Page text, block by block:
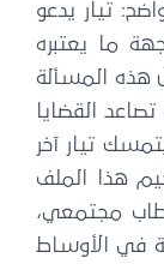
تيار يدعو
ما يعتبره
هذه المسألة
القضايا
تيار آخر
هذا الملف
مجتمعي،
في الأوساط